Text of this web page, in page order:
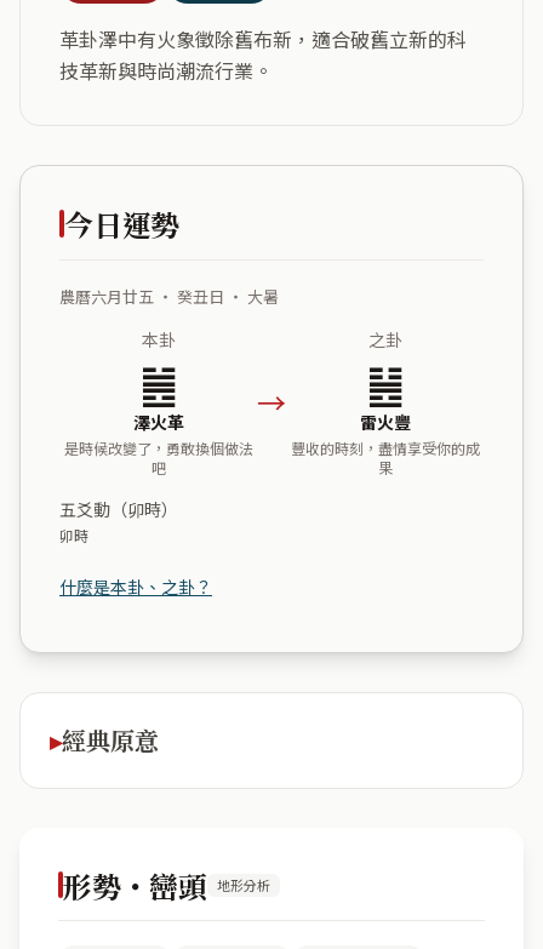
革卦澤中有火象徵除舊布新，適合破舊立新的科
技革新與時尚潮流行業。
今日運勢
農曆六月廿五 ・ 癸丑日 ・ 大暑
本卦
䷰
澤火革
是時候改變了，勇敢換個做法
吧
→
之卦
䷶
雷火豐
豐收的時刻，盡情享受你的成
果
五爻動（卯時）
卯時
什麼是本卦、之卦？
經典原意
形勢・巒頭 地形分析